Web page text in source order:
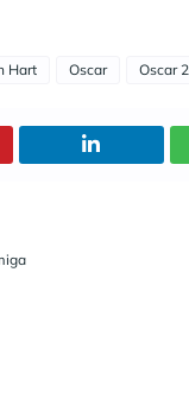
Hart Oscar Oscar